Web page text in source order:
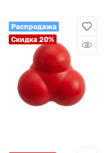
Распродажа
Скидка 20%